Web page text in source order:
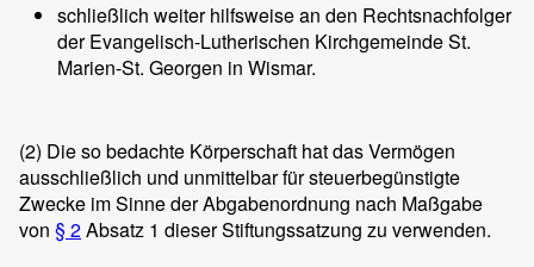
schließlich weiter hilfsweise an den Rechtsnachfolger
der Evangelisch-Lutherischen Kirchgemeinde St.
Marien-St. Georgen in Wismar.
(2) Die so bedachte Körperschaft hat das Vermögen
ausschließlich und unmittelbar für steuerbegünstigte
Zwecke im Sinne der Abgabenordnung nach Maßgabe
von § 2Absatz 1 dieser Stiftungssatzung zu verwenden.